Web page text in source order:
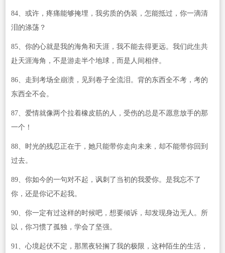
84、或许，疼痛能够掩埋，我劣质的伪装，怎能抵过，你一滴清
泪的涤荡？
85、你的心就是我的海角和天涯，我不能去得更远。我们此生共
赴天涯海角，不是游走半个地球，而是人间相伴。
86、走到考场全崩溃，见到卷子全流泪。背的东西全不考，考的
东西全不会。
87、爱情就像两个拉着橡皮筋的人，受伤的总是不愿意放手的那
一个！
88、时光的残忍正在于，她只能带你走向未来，却不能带你回到
过去。
89、你如今的一句对不起，讽刺了当初的我爱你。是我忘不了
你，还是你记不起我。
90、你一定有过这样的时候吧，想要倾诉，却发现身边无人。所
以，你习惯了孤独，学会了坚强。
91、心境起伏不定，那黑夜轻搁了我的极限，这种陌生的生活，